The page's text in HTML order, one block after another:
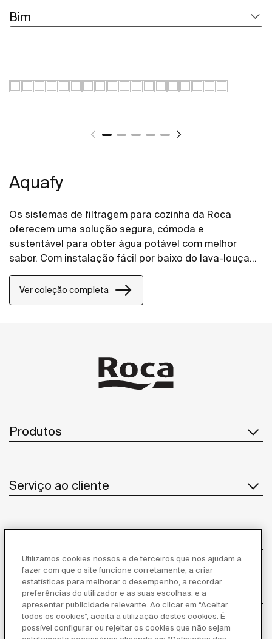
Bim
Aquafy
Os sistemas de filtragem para cozinha da Roca
oferecem uma solução segura, cómoda e
sustentável para obter água potável com melhor
sabor. Com instalação fácil por baixo do lava-louças,
a coleção é composta por uma gama de torneiras
com quatro designs e três acabamentos, todas elas
equipadas com um filtro de cinco etapas. Sempre
Ver coleção completa
Produtos
Serviço ao cliente
Inspiração
Siga-nos
Utilizamos cookies nossos e de terceiros que nos ajudam a
fazer com que o site funcione corretamente, a criar
estatísticas para melhorar o desempenho, a recordar
preferências do utilizador e as suas escolhas, e a
apresentar publicidade relevante. Ao clicar em “Aceitar
todos os cookies”, aceita a utilização destes cookies. É
possível configurar ou rejeitar os cookies que não sejam